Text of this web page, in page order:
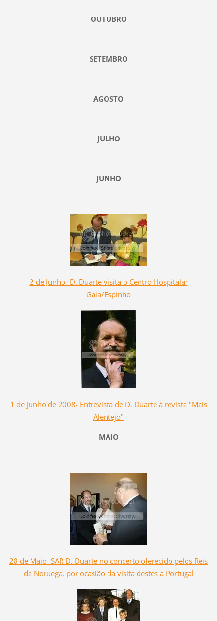
OUTUBRO
SETEMBRO
AGOSTO
JULHO
JUNHO
2 de Junho- D. Duarte visita o Centro Hospitalar
Gaia/Espinho
1 de Junho de 2008- Entrevista de D. Duarte à revista "Mais
Alentejo"
MAIO
28 de Maio- SAR D. Duarte no concerto oferecido pelos Reis
da Noruega, por ocasião da visita destes a Portugal